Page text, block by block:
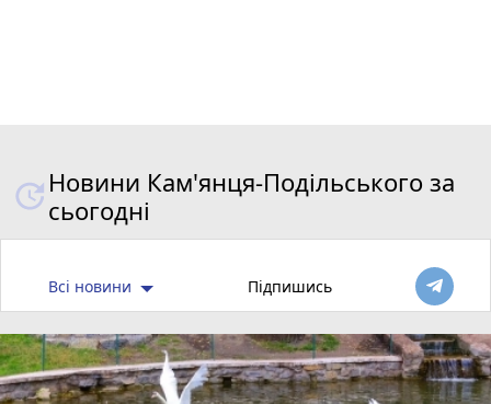
Новини Кам'янця-Подільського за
сьогодні
Всі новини Підпишись